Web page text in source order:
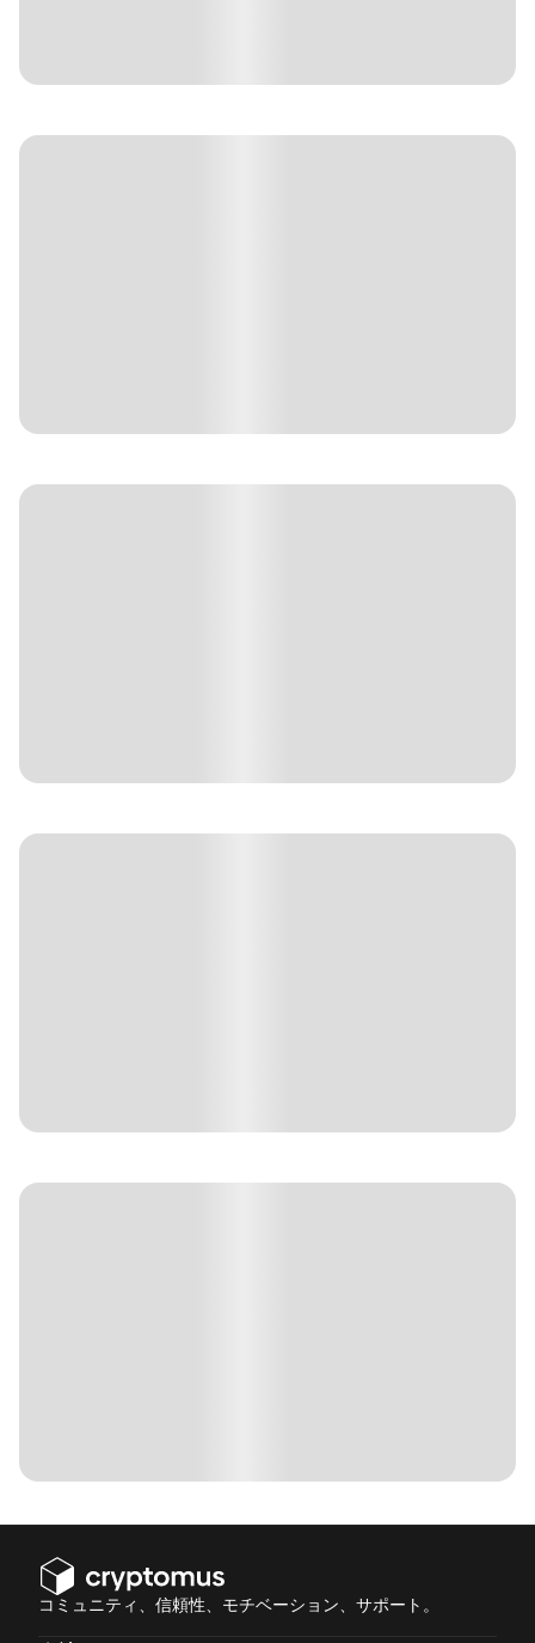
コミュニティ、信頼性、モチベーション、サポート。